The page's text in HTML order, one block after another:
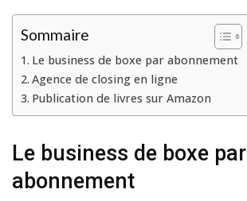
Sommaire
Le business de boxe par abonnement
Agence de closing en ligne
Publication de livres sur Amazon
Le business de boxe par
abonnement